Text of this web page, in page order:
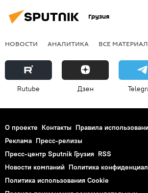
Грузия
НОВОСТИ АНАЛИТИКА ВСЕ
Rutube Дзен
О проекте Контакты Правила
Реклама Пресс-релизы
Пресс-центр Sputnik Грузия RSS
Новости компаний Политика
Политика использования Cookie